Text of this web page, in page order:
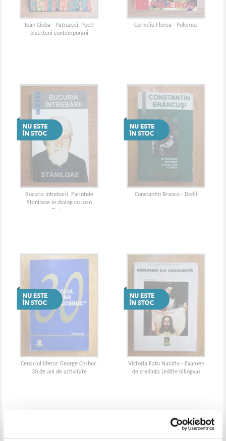
Ioan Cioba - Patruzeci. Poeti
bistriteni contemporani
Corneliu Florea - Polemos
Bucuria intrebarii. Parintele
Staniloae in dialog cu Ioan
Pintea
Constantin Brancu - Dodii
Cenaclul literar George Cosbuc.
30 de ani de activitate
Victoria Fatu Nalatiu - Examen
de credinta (editie bilingva)